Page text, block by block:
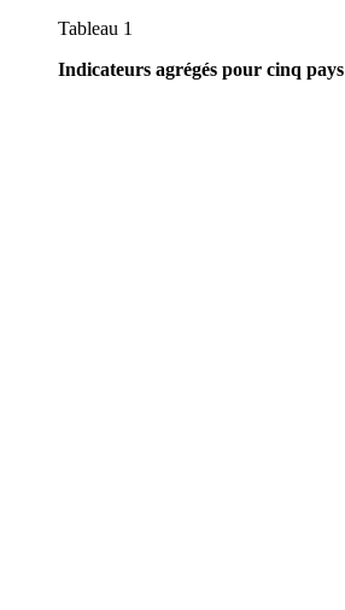
Tableau 1
Indicateurs agrégés pour cinq pays